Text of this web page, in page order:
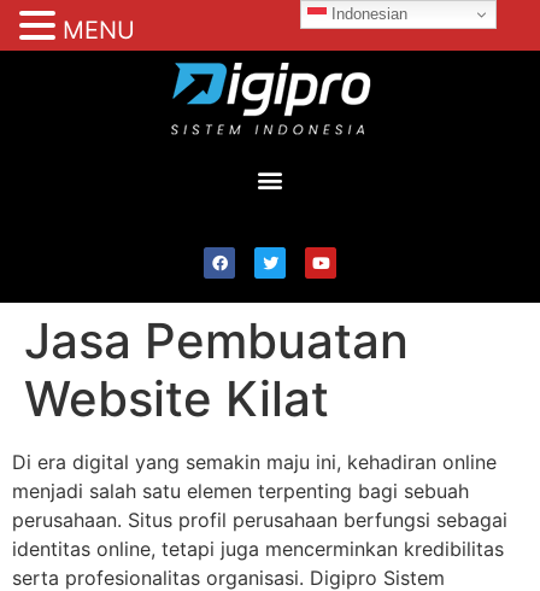
Jasa Pembuatan
Website Kilat
Di era digital yang semakin maju ini, kehadiran online
menjadi salah satu elemen terpenting bagi sebuah
perusahaan. Situs profil perusahaan berfungsi sebagai
identitas online, tetapi juga mencerminkan kredibilitas
serta profesionalitas organisasi. Digipro Sistem
Indonesian
MENU